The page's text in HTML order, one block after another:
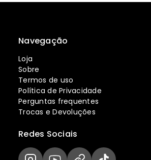
Navegação
Loja
Sobre
Termos de uso
Política de Privacidade
Perguntas frequentes
Trocas e Devoluções
Redes Sociais